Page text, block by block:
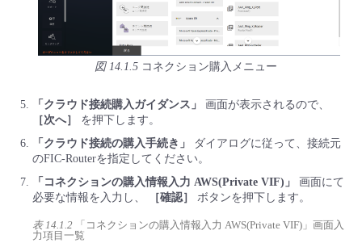
図 14.1.5 コネクション購入メニュー
「クラウド接続購入ガイダンス」
画面が表示されるので、
［次へ］
を押下します。
「クラウド接続の購入手続き」
ダイアログに従って、接続元
のFIC-Routerを指定してください。
「コネクションの購入情報入力 AWS(Private VIF)」
画面にて
必要な情報を入力し、
［確認］ ボタンを押下します。
表 14.1.2
「コネクションの購入情報入力 AWS(Private VIF)」画面入
力項目一覧